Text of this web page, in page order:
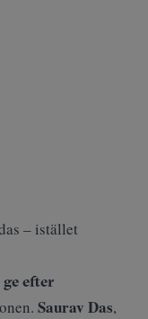
– istället
efter
Saurav Das,